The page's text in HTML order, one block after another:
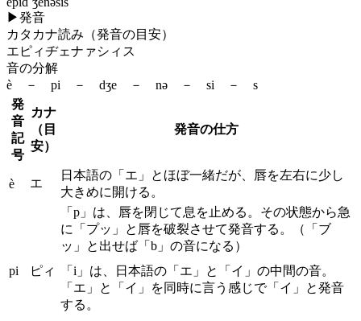
▶発音
カタカナ読み（発音の目安）
エピィヂェナァシィス
音の分解
è － pi － dʒe － nə － si － s
発
音
記
号
カナ
（目
安）
発音の仕方
è エ
日本語の「エ」とほぼ一緒だが、唇を左右に少し
大きめに開ける。
pi ピィ
「p」は、唇を閉じて息を止める。その状態から急
に「プッ」と唇を破裂させて発音する。（「ブ
ッ」と出せば「b」の音になる）
「i」は、日本語の「エ」と「イ」の中間の音。
「エ」と「イ」を同時に言う感じで「イ」と発音
する。